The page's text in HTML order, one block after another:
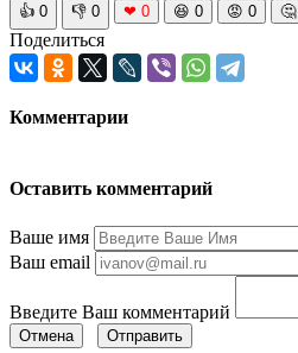
👍 0 👎 0 ❤ 0 😆 0 😡 0 🤔
Поделиться
Комментарии
Оставить комментарий
Ваше имя
Ваш email
Введите Ваш комментарий
Отмена Отправить